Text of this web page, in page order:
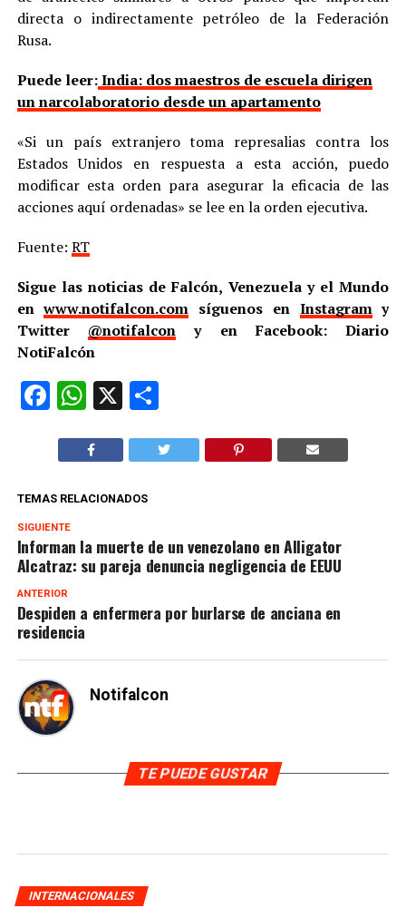
directa o indirectamente petróleo de la Federación
Rusa.
Puede leer:India: dos maestros de escuela dirigen
un narcolaboratorio desde un apartamento
«Si un país extranjero toma represalias contra los
Estados Unidos en respuesta a esta acción, puedo
modificar esta orden para asegurar la eficacia de las
acciones aquí ordenadas» se lee en la orden ejecutiva.
Fuente: RT
Sigue las noticias de Falcón, Venezuela y el Mundo
enwww.notifalcon.com síguenos en Instagramy
Twitter @notifalcon y en Facebook: Diario
NotiFalcón
Facebook
WhatsApp
X Compartir
TEMAS RELACIONADOS
SIGUIENTE
Informan la muerte de un venezolano en Alligator
Alcatraz: su pareja denuncia negligencia de EEUU
ANTERIOR
Despiden a enfermera por burlarse de anciana en
residencia
Notifalcon
TE PUEDE GUSTAR
INTERNACIONALES